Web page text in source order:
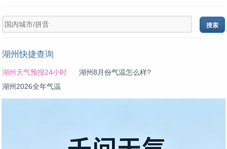
湖州快捷查询
湖州天气预报24小时
湖州8月份气温怎么样?
湖州2026全年气温